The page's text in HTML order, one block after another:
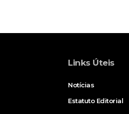
Links Úteis
Notícias
Estatuto Editorial